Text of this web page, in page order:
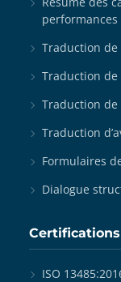
Traduction
Traduction
Traduction de
Traduction
Formulaires
Dialogue
Certifications
ISO